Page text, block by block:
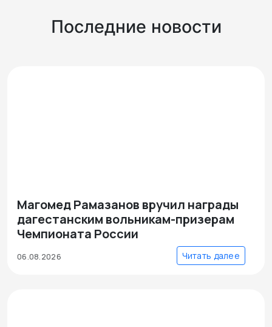
Последние новости
Магомед Рамазанов вручил награды
дагестанским вольникам-призерам
Чемпионата России
06.08.2026 Читать далее